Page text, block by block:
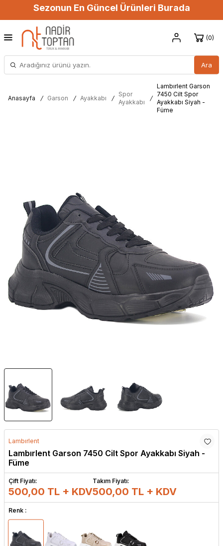
Sezonun En Güncel Ürünleri Burada
Ara
0
Anasayfa / Garson / Ayakkabı /
Spor
Ayakkabı
/
Lambırlent Garson
7450 Cilt Spor
Ayakkabı Siyah -
Füme
Lambırlent
Lambırlent Garson 7450 Cilt Spor Ayakkabı Siyah -
Füme
Çift Fiyatı:
500,00 TL + KDV
Takım Fiyatı:
500,00 TL + KDV
Renk :